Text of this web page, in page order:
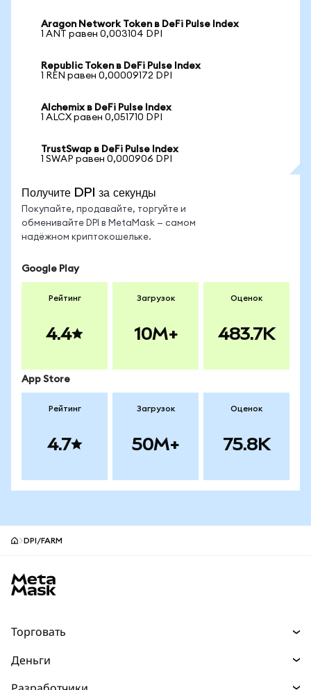
Aragon Network Token в DeFi Pulse Index
1 ANT равен 0,003104 DPI
Republic Token в DeFi Pulse Index
1 REN равен 0,00009172 DPI
Alchemix в DeFi Pulse Index
1 ALCX равен 0,051710 DPI
TrustSwap в DeFi Pulse Index
1 SWAP равен 0,000906 DPI
Получите DPI за секунды
Покупайте, продавайте, торгуйте и
обменивайте DPI в MetaMask — самом
надёжном криптокошельке.
Google Play
Рейтинг
4.4
Загрузок
10M+
Оценок
483.7K
App Store
Рейтинг
4.7
Загрузок
50M+
Оценок
75.8K
DPI/FARM
Торговать
Деньги